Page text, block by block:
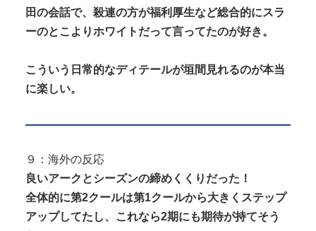
田の会話で、殺連の方が福利厚生など総合的にスラ
ーのとこよりホワイトだって言ってたのが好き。
こういう日常的なディテールが垣間見れるのが本当
に楽しい。
９：海外の反応
良いアークとシーズンの締めくくりだった！
全体的に第2クールは第1クールから大きくステップ
アップしてたし、これなら2期にも期待が持てそう